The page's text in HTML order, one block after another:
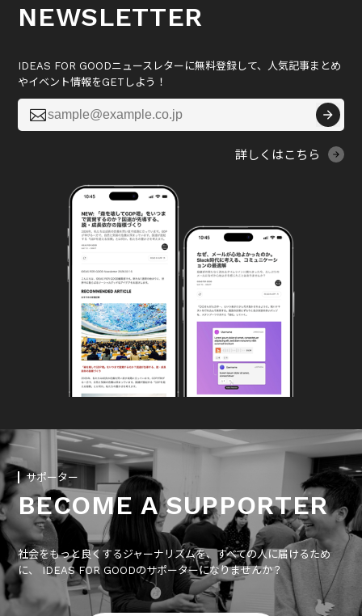
NEWSLETTER
IDEAS FOR GOODニュースレターに無料登録して、人気記事まとめ
やイベント情報をGETしよう！

詳しくはこちら
サポーター
BECOME A SUPPORTER
社会をもっと良くするジャーナリズムを、すべての人に届けるため
に、 IDEAS FOR GOODのサポーターになりませんか？